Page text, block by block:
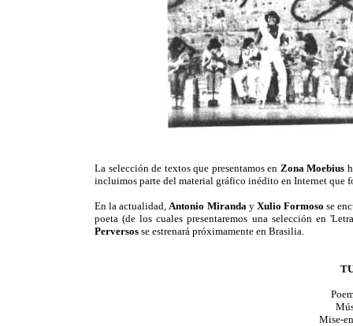
La selección de textos que presentamos en Zona Moebius
incluimos parte del material gráfico inédito en Internet que
En la actualidad,Antonio Miranday Xulio Formoso se
poeta (de los cuales presentaremos una selección en
Perversos se estrenará próximamente en Brasilia.
Mise-